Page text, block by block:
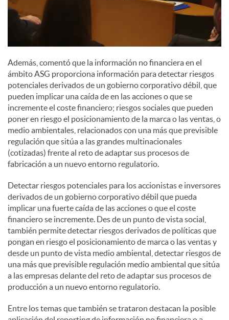
Además, comentó que la información no financiera en el
ámbito ASG proporciona información para detectar riesgos
potenciales derivados de un gobierno corporativo débil, que
pueden implicar una caída de en las acciones o que se
incremente el coste financiero; riesgos sociales que pueden
poner en riesgo el posicionamiento de la marca o las ventas, o
medio ambientales, relacionados con una más que previsible
regulación que sitúa a las grandes multinacionales
(cotizadas) frente al reto de adaptar sus procesos de
fabricación a un nuevo entorno regulatorio.
Detectar riesgos potenciales para los accionistas e inversores
derivados de un gobierno corporativo débil que pueda
implicar una fuerte caída de las acciones o que el coste
financiero se incremente. Des de un punto de vista social,
también permite detectar riesgos derivados de políticas que
pongan en riesgo el posicionamiento de marca o las ventas y
desde un punto de vista medio ambiental, detectar riesgos de
una más que previsible regulación medio ambiental que sitúa
a las empresas delante del reto de adaptar sus procesos de
producción a un nuevo entorno regulatorio.
Entre los temas que también se trataron destacan la posible